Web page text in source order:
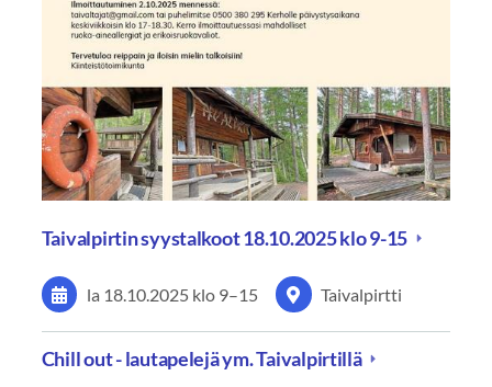
Taivalpirtin syystalkoot 18.10.2025 klo 9-15
la 18.10.2025 klo 9–15 Taivalpirtti
Chill out - lautapelejä ym. Taivalpirtillä